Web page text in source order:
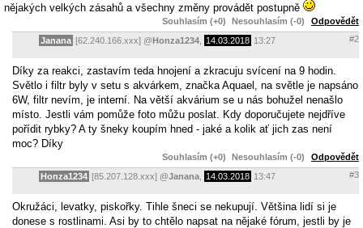
nějakých velkých zásahů a všechny změny provádět postupně
Souhlasím (+0) Nesouhlasím (-0) Odpovědět
Janana [62.240.166.xxx] @Honza1234 14.03.2018 13:27 #2
Díky za reakci, zastavím teda hnojení a zkracuju svícení na 9 hodin.
Světlo i filtr byly v setu s akvárkem, značka Aquael, na světle je napsáno
6W, filtr nevím, je interní. Na větší akvárium se u nás bohužel nenašlo
místo. Jestli vám pomůže foto můžu poslat. Kdy doporučujete nejdříve
pořídit rybky? A ty šneky koupím hned - jaké a kolik ať jich zas není
moc? Díky
Souhlasím (+0) Nesouhlasím (-0) Odpovědět
Honza1234 [85.207.128.xxx] @Janana 14.03.2018 13:47 #3
Okružáci, levatky, piskořky. Tihle šneci se nekupují. Většina lidí si je
donese s rostlinami. Asi by to chtělo napsat na nějaké fórum, jestli by je